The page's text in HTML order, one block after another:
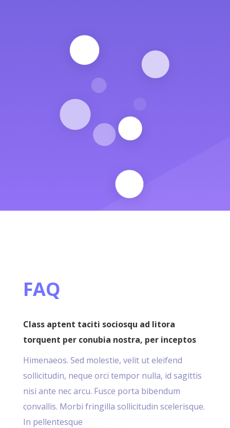
FAQ
Class aptent taciti sociosqu ad litora
torquent per conubia nostra, per inceptos
Himenaeos. Sed molestie, velit ut eleifend
sollicitudin, neque orci tempor nulla, id sagittis
nisi ante nec arcu. Fusce porta bibendum
convallis. Morbi fringilla sollicitudin scelerisque.
In pellentesque